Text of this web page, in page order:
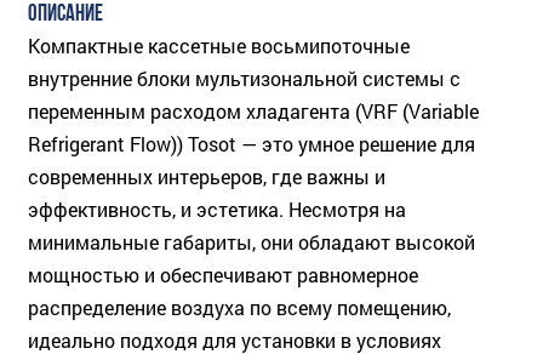
ОПИСАНИЕ
Компактные кассетные восьмипоточные
внутренние блоки мультизональной системы с
переменным расходом хладагента (VRF (Variable
Refrigerant Flow)) Tosot — это умное решение для
современных интерьеров, где важны и
эффективность, и эстетика. Несмотря на
минимальные габариты, они обладают высокой
мощностью и обеспечивают равномерное
распределение воздуха по всему помещению,
идеально подходя для установки в условиях